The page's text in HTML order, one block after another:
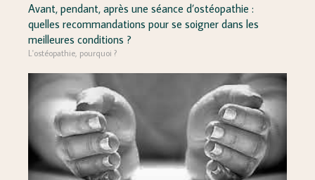
Avant, pendant, après une séance d’ostéopathie :
quelles recommandations pour se soigner dans les
meilleures conditions ?
L'ostéopathie, pourquoi ?